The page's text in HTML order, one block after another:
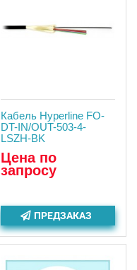
Кабель Hyperline FO-
DT-IN/OUT-503-4-
LSZH-BK
Цена по
запросу
ПРЕДЗАКАЗ